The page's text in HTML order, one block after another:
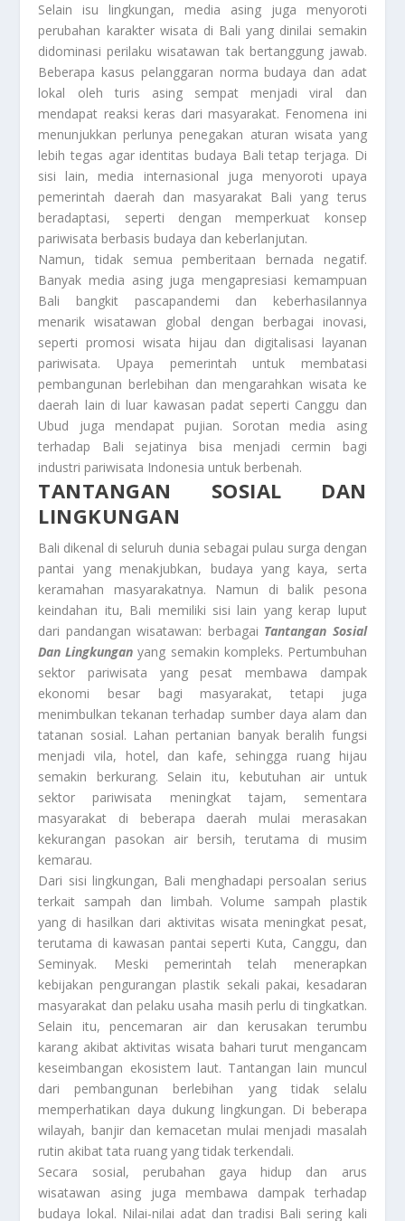
Selain isu lingkungan, media asing juga menyoroti
perubahan karakter wisata di Bali yang dinilai semakin
didominasi perilaku wisatawan tak bertanggung jawab.
Beberapa kasus pelanggaran norma budaya dan adat
lokal oleh turis asing sempat menjadi viral dan
mendapat reaksi keras dari masyarakat. Fenomena ini
menunjukkan perlunya penegakan aturan wisata yang
lebih tegas agar identitas budaya Bali tetap terjaga. Di
sisi lain, media internasional juga menyoroti upaya
pemerintah daerah dan masyarakat Bali yang terus
beradaptasi, seperti dengan memperkuat konsep
pariwisata berbasis budaya dan keberlanjutan.
Namun, tidak semua pemberitaan bernada negatif.
Banyak media asing juga mengapresiasi kemampuan
Bali bangkit pascapandemi dan keberhasilannya
menarik wisatawan global dengan berbagai inovasi,
seperti promosi wisata hijau dan digitalisasi layanan
pariwisata. Upaya pemerintah untuk membatasi
pembangunan berlebihan dan mengarahkan wisata ke
daerah lain di luar kawasan padat seperti Canggu dan
Ubud juga mendapat pujian. Sorotan media asing
terhadap Bali sejatinya bisa menjadi cermin bagi
industri pariwisata Indonesia untuk berbenah.
TANTANGAN SOSIAL DAN
LINGKUNGAN
Bali dikenal di seluruh dunia sebagai pulau surga dengan
pantai yang menakjubkan, budaya yang kaya, serta
keramahan masyarakatnya. Namun di balik pesona
keindahan itu, Bali memiliki sisi lain yang kerap luput
dari pandangan wisatawan: berbagai Tantangan Sosial
Dan Lingkungan yang semakin kompleks. Pertumbuhan
sektor pariwisata yang pesat membawa dampak
ekonomi besar bagi masyarakat, tetapi juga
menimbulkan tekanan terhadap sumber daya alam dan
tatanan sosial. Lahan pertanian banyak beralih fungsi
menjadi vila, hotel, dan kafe, sehingga ruang hijau
semakin berkurang. Selain itu, kebutuhan air untuk
sektor pariwisata meningkat tajam, sementara
masyarakat di beberapa daerah mulai merasakan
kekurangan pasokan air bersih, terutama di musim
kemarau.
Dari sisi lingkungan, Bali menghadapi persoalan serius
terkait sampah dan limbah. Volume sampah plastik
yang di hasilkan dari aktivitas wisata meningkat pesat,
terutama di kawasan pantai seperti Kuta, Canggu, dan
Seminyak. Meski pemerintah telah menerapkan
kebijakan pengurangan plastik sekali pakai, kesadaran
masyarakat dan pelaku usaha masih perlu di tingkatkan.
Selain itu, pencemaran air dan kerusakan terumbu
karang akibat aktivitas wisata bahari turut mengancam
keseimbangan ekosistem laut. Tantangan lain muncul
dari pembangunan berlebihan yang tidak selalu
memperhatikan daya dukung lingkungan. Di beberapa
wilayah, banjir dan kemacetan mulai menjadi masalah
rutin akibat tata ruang yang tidak terkendali.
Secara sosial, perubahan gaya hidup dan arus
wisatawan asing juga membawa dampak terhadap
budaya lokal. Nilai-nilai adat dan tradisi Bali sering kali